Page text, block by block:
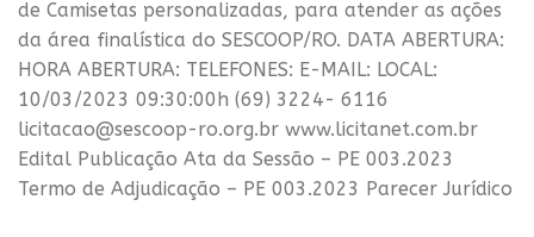
de Camisetas personalizadas, para atender as ações
da área finalística do SESCOOP/RO. DATA ABERTURA:
HORA ABERTURA: TELEFONES: E-MAIL: LOCAL:
10/03/2023 09:30:00h (69) 3224- 6116
licitacao@sescoop-ro.org.br www.licitanet.com.br
Edital Publicação Ata da Sessão – PE 003.2023
Termo de Adjudicação – PE 003.2023 Parecer Jurídico